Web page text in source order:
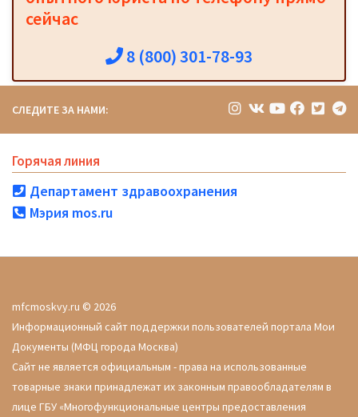
сейчас
8 (800) 301-78-93
СЛЕДИТЕ ЗА НАМИ:
Горячая линия
Департамент здравоохранения
Мэрия mos.ru
mfcmoskvy.ru © 2026
Информационный сайт поддержки пользователей портала Мои
Документы (МФЦ города Москва)
Сайт не является официальным - права на использованные
товарные знаки принадлежат их законным правообладателям в
лице ГБУ «Многофункциональные центры предоставления